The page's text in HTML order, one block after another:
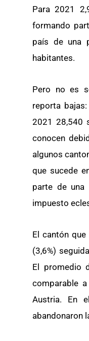
Para 2021
formando
país de una
habitantes.
Pero no es
reporta
2021 28,540
conocen
algunos
que sucede
parte de una
impuesto
El cantón
(3,6%)
El promedio
comparable
Austria. En
abandonaron